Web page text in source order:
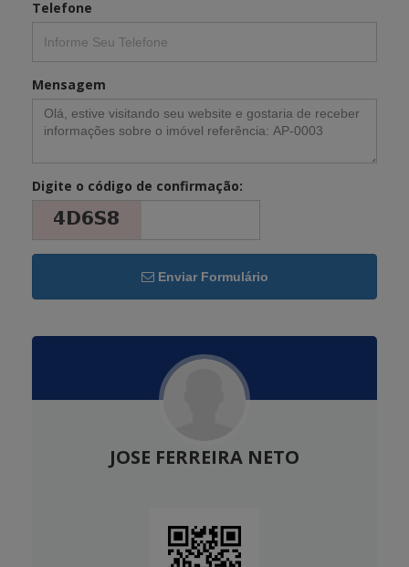
Telefone
Mensagem
Digite o código de confirmação:
Enviar Formulário
JOSE FERREIRA NETO